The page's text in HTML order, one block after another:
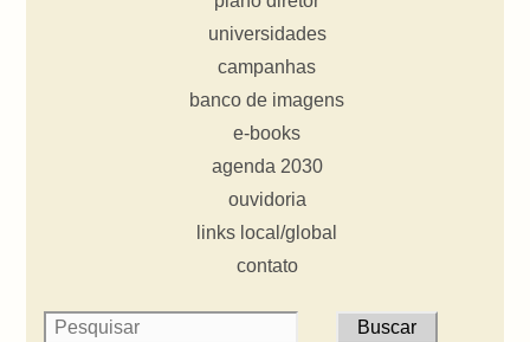
universidades
campanhas
banco de imagens
e-books
agenda 2030
ouvidoria
links local/global
contato